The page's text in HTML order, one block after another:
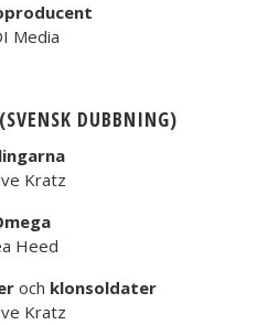
Media
DUBBNING)
Kratz
Heed
och klonsoldater
Kratz